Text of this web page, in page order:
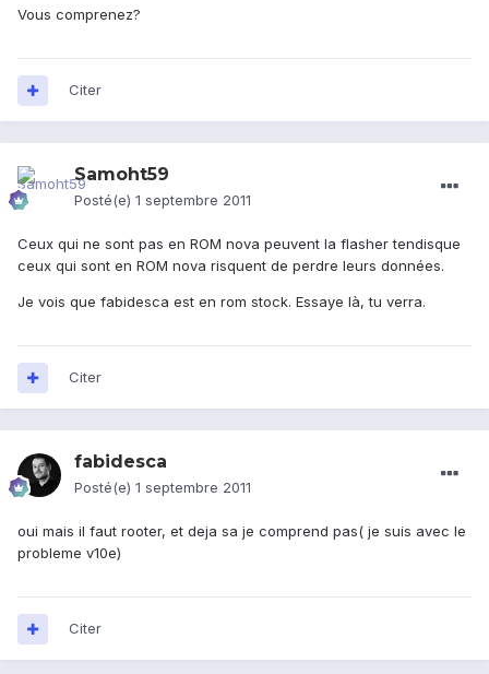
Vous comprenez?
Citer
Samoht59
Posté(e) 1 septembre 2011
Ceux qui ne sont pas en ROM nova peuvent la flasher tendisque
ceux qui sont en ROM nova risquent de perdre leurs données.
Je vois que fabidesca est en rom stock. Essaye là, tu verra.
Citer
fabidesca
Posté(e) 1 septembre 2011
oui mais il faut rooter, et deja sa je comprend pas( je suis avec le
probleme v10e)
Citer